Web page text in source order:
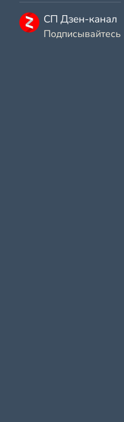
СП Дзен-канал
Подписывайтесь